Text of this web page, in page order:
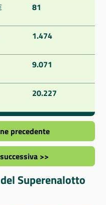
81
1.474
9.071
20.227
precedente
>>
Superenalotto